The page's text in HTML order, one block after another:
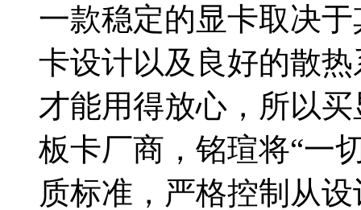
一款稳定的显卡取决
卡设计以及良好的散
才能用得放心，所以
板卡厂商，铭瑄将“一
质标准，严格控制从